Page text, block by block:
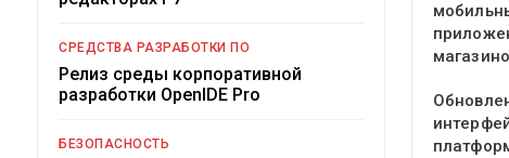
СРЕДСТВА РАЗРАБОТКИ ПО
Релиз среды корпоративной
разработки OpenIDE Pro
БЕЗОПАСНОСТЬ